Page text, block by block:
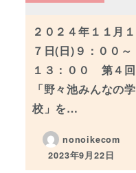
２０２４年１１月１
７日(日)９：００～
１３：００ 第４回
「野々池みんなの学
校」を…
nonoikecom
投稿日
2023年9月22日